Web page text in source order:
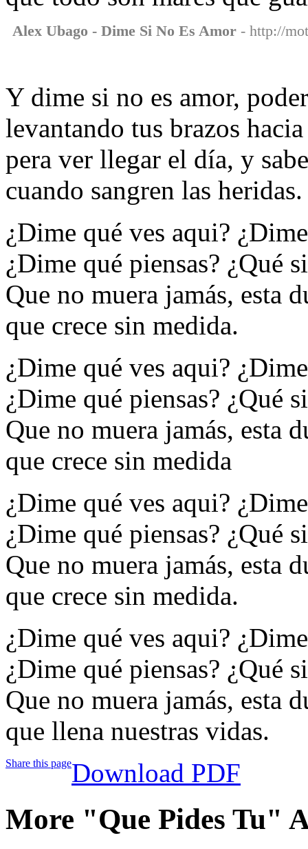
Alex Ubago - Dime Si No Es Amor - http://
Y dime si no es amor,
levantando tus brazos
pera ver llegar el día, y
cuando sangren las heridas.
¿Dime qué ves aqui?
¿Dime qué piensas? ¿Qué
Que no muera jamás, esta
que crece sin medida.
¿Dime qué ves aqui?
¿Dime qué piensas? ¿Qué
Que no muera jamás, esta
que crece sin medida
¿Dime qué ves aqui?
¿Dime qué piensas? ¿Qué
Que no muera jamás, esta
que crece sin medida.
¿Dime qué ves aqui?
¿Dime qué piensas? ¿Qué
Que no muera jamás, esta
que llena nuestras vidas.
Share this pageDownload PDF
More "Que Pides Tu"